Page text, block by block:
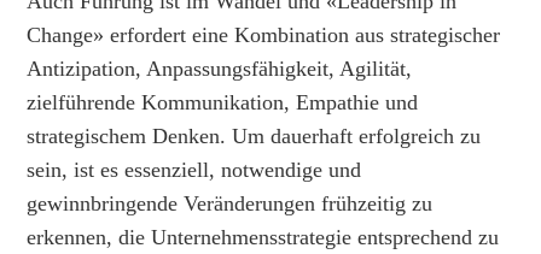
Change» erfordert eine Kombination aus strategischer
Antizipation, Anpassungsfähigkeit, Agilität,
zielführende Kommunikation, Empathie und
strategischem Denken. Um dauerhaft erfolgreich zu
sein, ist es essenziell, notwendige und
gewinnbringende Veränderungen frühzeitig zu
erkennen, die Unternehmensstrategie entsprechend zu